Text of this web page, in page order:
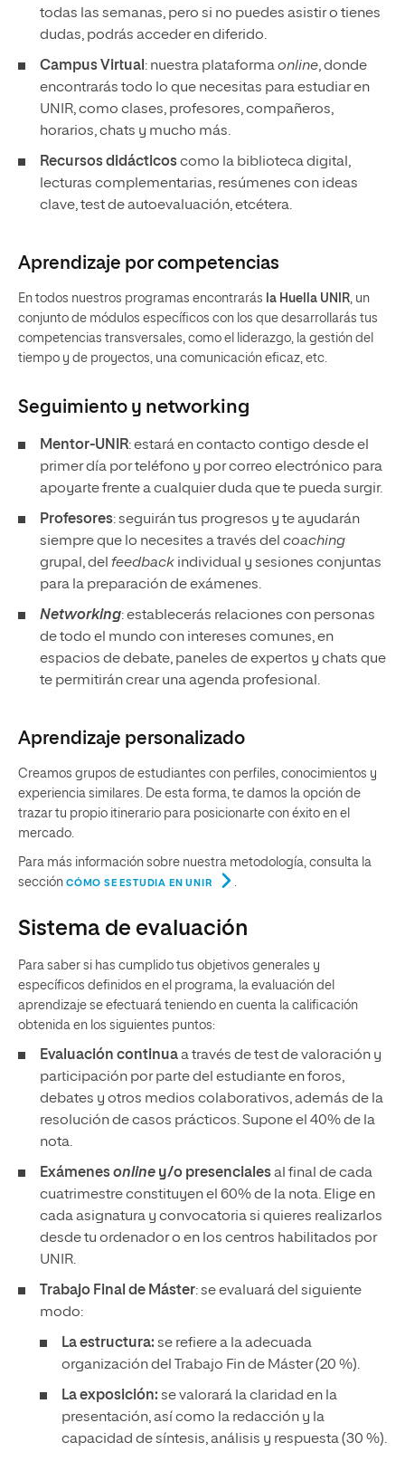
todas las semanas, pero si no puedes asistir o tienes
dudas, podrás acceder en diferido.
Campus Virtual : nuestra plataformaonline, donde
encontrarás todo lo que necesitas para estudiar en
UNIR, como clases, profesores, compañeros,
horarios, chats y mucho más.
Recursos didácticoscomo la biblioteca digital,
lecturas complementarias, resúmenes con ideas
clave, test de autoevaluación, etcétera.
Aprendizaje por competencias
En todos nuestros programas encontrarás la Huella UNIR, un
conjunto de módulos específicos con los que desarrollarás tus
competencias transversales, como el liderazgo, la gestión del
tiempo y de proyectos, una comunicación eficaz, etc.
Seguimiento y networking
Mentor-UNIR: estará en contacto contigo desde el
primer día por teléfono y por correo electrónico para
apoyarte frente a cualquier duda que te pueda surgir.
Profesores: seguirán tus progresos y te ayudarán
siempre que lo necesites a través del coaching
grupal, del feedback individual y sesiones conjuntas
para la preparación de exámenes.
Networking: establecerás relaciones con personas
de todo el mundo con intereses comunes, en
espacios de debate, paneles de expertos y chats que
te permitirán crear una agenda profesional.
Aprendizaje personalizado
Creamos grupos de estudiantes con perfiles, conocimientos y
experiencia similares. De esta forma, te damos la opción de
trazar tu propio itinerario para posicionarte con éxito en el
mercado.
Para más información sobre nuestra metodología, consulta la
sección CÓMO SE ESTUDIA EN UNIR .
Sistema de evaluación
Para saber si has cumplido tus objetivos generales y
específicos definidos en el programa, la evaluación del
aprendizaje se efectuará teniendo en cuenta la calificación
obtenida en los siguientes puntos:
Evaluación continuaa través de test de valoración y
participación por parte del estudiante en foros,
debates y otros medios colaborativos, además de la
resolución de casos prácticos. Supone el 40% de la
nota.
Exámenesonline y/o presencialesal final de cada
cuatrimestre constituyen el 60% de la nota. Elige en
cada asignatura y convocatoria si quieres realizarlos
desde tu ordenador o en los centros habilitados por
UNIR.
Trabajo Final de Máster: se evaluará del siguiente
modo:
La estructura: se refiere a la adecuada
organización del Trabajo Fin de Máster (20 %).
La exposición: se valorará la claridad en la
presentación, así como la redacción y la
capacidad de síntesis, análisis y respuesta (30 %).